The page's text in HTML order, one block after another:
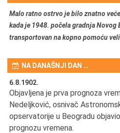
Malo ratno ostrvo je bilo znatno
kada je 1948. počela gradnja Novog
transportovan na kopno pomoću
NA DANAŠNJI DAN …
6.8.1902.
Objavljena je prva prognoza
Nedeljković, osnivač
opservatorije u Beogradu
prognozu vremena.